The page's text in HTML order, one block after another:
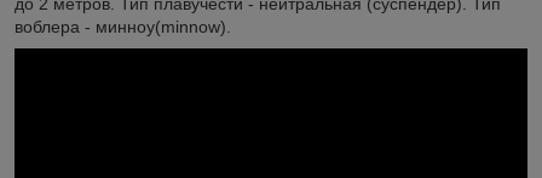
воблера - минноу(minnow).